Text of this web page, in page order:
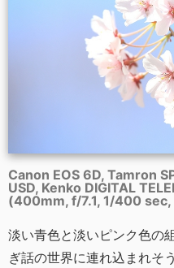
Canon EOS 6D, Tamron
USD, Kenko DIGITAL
(400mm, f/7.1, 1/400
淡い青色と淡いピンク色の
ぎ話の世界に連れ込まれそ